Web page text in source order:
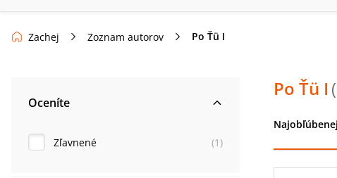
Zachej Zoznam autorov Po Ťü I
Oceníte
Zľavnené (1 )
Po Ťü I (